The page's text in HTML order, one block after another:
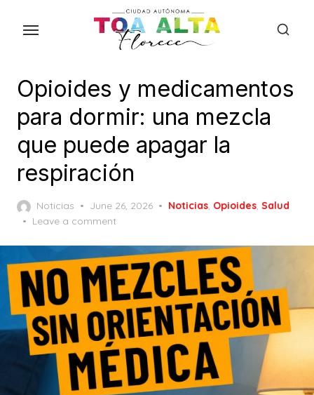
Opioides y medicamentos
para dormir: una mezcla
que puede apagar la
respiración
Noticias
Posted
on
June 26, 2026 Noticias, Opioides, Salud
Leave a comment